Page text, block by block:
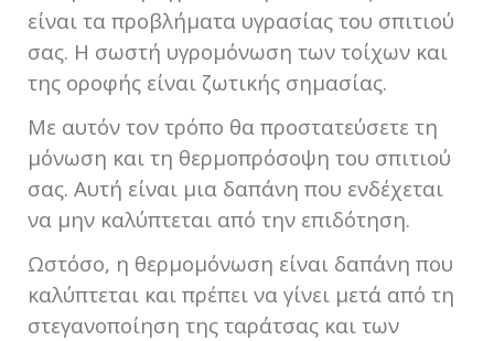
είναι τα προβλήματα υγρασίας του σπιτιού
σας. Η σωστή υγρομόνωση των τοίχων και
της οροφής είναι ζωτικής σημασίας.
Με αυτόν τον τρόπο θα προστατεύσετε τη
μόνωση και τη θερμοπρόσοψη του σπιτιού
σας. Αυτή είναι μια δαπάνη που ενδέχεται
να μην καλύπτεται από την επιδότηση.
Ωστόσο, η θερμομόνωση είναι δαπάνη που
καλύπτεται και πρέπει να γίνει μετά από τη
στεγανοποίηση της ταράτσας και των